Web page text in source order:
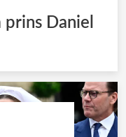
prins Daniel